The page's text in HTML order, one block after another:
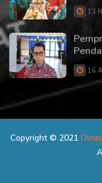
13
16
Copyright © 2021